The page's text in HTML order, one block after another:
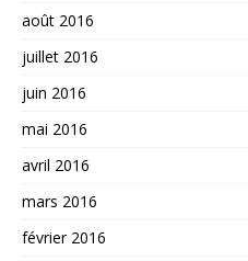
août 2016
juillet 2016
juin 2016
mai 2016
avril 2016
mars 2016
février 2016